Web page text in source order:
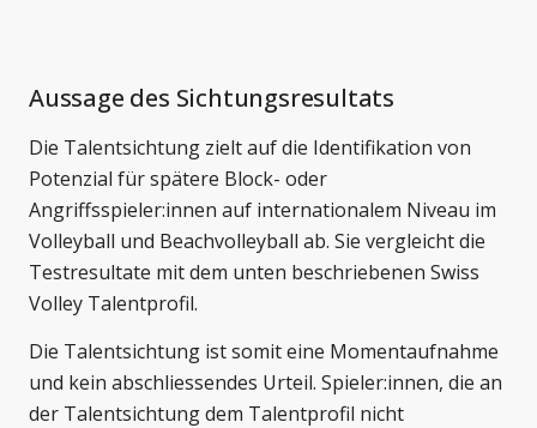
Aussage des Sichtungsresultats
Die Talentsichtung zielt auf die Identifikation von
Potenzial für spätere Block- oder
Angriffsspieler:innen auf internationalem Niveau im
Volleyball und Beachvolleyball ab. Sie vergleicht die
Testresultate mit dem unten beschriebenen Swiss
Volley Talentprofil.
Die Talentsichtung ist somit eine Momentaufnahme
und kein abschliessendes Urteil. Spieler:innen, die an
der Talentsichtung dem Talentprofil nicht